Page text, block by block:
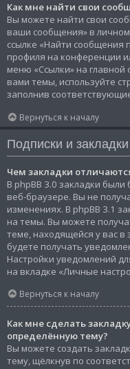
Как мне найти свои
Вы можете найти свои
ваши сообщения» в
ссылке «Найти сообщения
профиля на конференции
меню «Ссылки» на
вами темы, используйте
заполнив
Вернуться к началу
Подписки и закладки
Чем закладки
В phpBB 3.0 закладки
веб-браузере. Вы не
изменениях. В phpBB 3.1
на темы. Вы можете
теме, находящейся у вас в
будете получать
Настройки уведомлений
на вкладке «Личные
Вернуться к началу
Как мне сделать
определённую тему?
Вы можете создать
тему, щёлкнув по